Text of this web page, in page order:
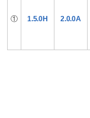
① 1.5.0H 2.0.0A